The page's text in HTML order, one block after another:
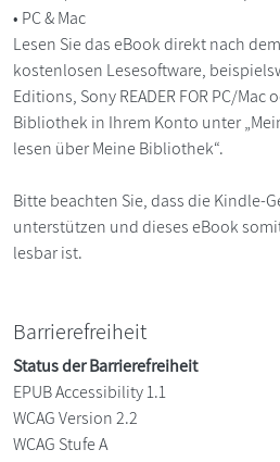
• PC & Mac
Lesen Sie das eBook direkt nach
kostenlosen Lesesoftware,
Editions, Sony READER FOR PC/
Bibliothek in Ihrem Konto unter
lesen über Meine Bibliothek“.
Bitte beachten Sie, dass die Kindle-
unterstützen und dieses eBook
lesbar ist.
Barrierefreiheit
Status der Barrierefreiheit
EPUB Accessibility 1.1
WCAG Version 2.2
WCAG Stufe A